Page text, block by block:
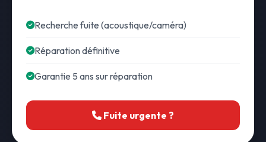
Recherche fuite (acoustique/caméra)
Réparation définitive
Garantie 5 ans sur réparation
Fuite urgente ?